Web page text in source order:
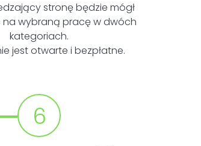
stronę będzie mógł
na wybraną pracę w dwóch
kategoriach.
jest otwarte i bezpłatne.
6